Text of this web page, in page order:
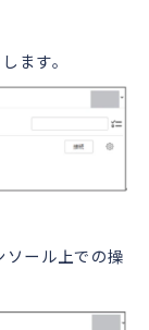
ます。
ール上での操